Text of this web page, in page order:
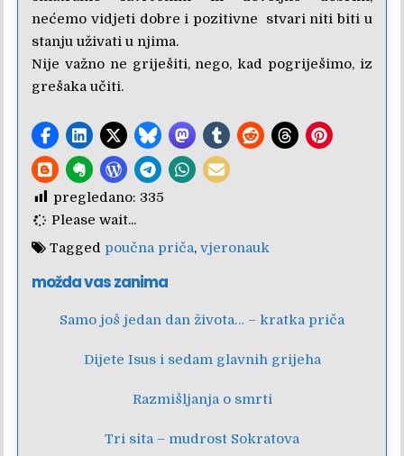
nećemo vidjeti dobre i pozitivne stvari niti biti u
stanju uživati u njima.
Nije važno ne griješiti, nego, kad pogriješimo, iz
grešaka učiti.
pregledano: 335
Please wait...
Taggedpoučna priča,vjeronauk
možda vas zanima
Samo još jedan dan života… – kratka priča
Dijete Isus i sedam glavnih grijeha
Razmišljanja o smrti
Tri sita – mudrost Sokratova